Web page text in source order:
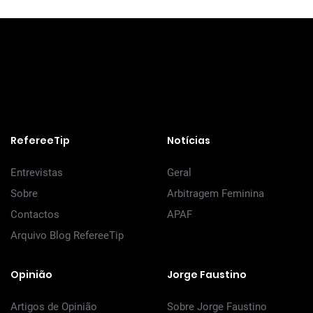
RefereeTip
Entrevistas
Sobre
Contactos
Arquivo Blog RefereeTip
Notícias
Geral
Arbitragem Feminina
APAF
Opinião
Artigos de Opinião
Jorge Faustino
Sobre Jorge Faustino